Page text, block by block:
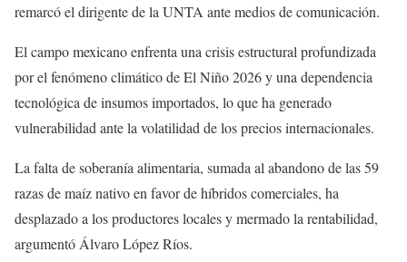
remarcó el dirigente de la UNTA ante medios de comunicación.
El campo mexicano enfrenta una crisis estructural profundizada
por el fenómeno climático de El Niño 2026 y una dependencia
tecnológica de insumos importados, lo que ha generado
vulnerabilidad ante la volatilidad de los precios internacionales.
La falta de soberanía alimentaria, sumada al abandono de las 59
razas de maíz nativo en favor de híbridos comerciales, ha
desplazado a los productores locales y mermado la rentabilidad,
argumentó Álvaro López Ríos.